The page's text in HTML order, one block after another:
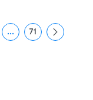
TAB to navigate.
...Pagine intermedie
Pagina
71